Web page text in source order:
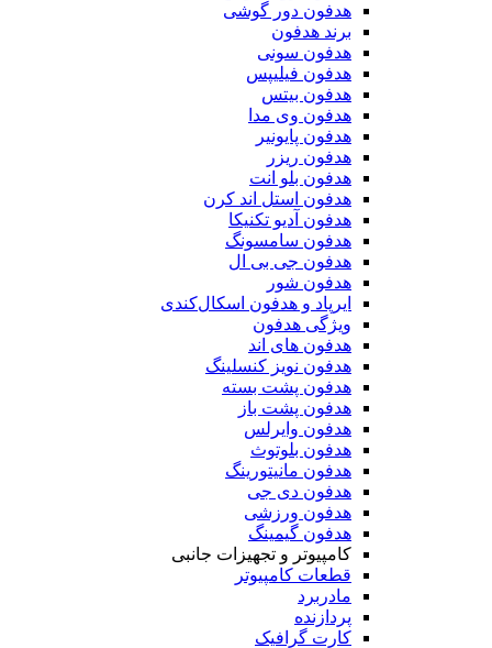
هدفون دور گوشی
برند هدفون
هدفون سونی
هدفون فیلیپس
هدفون بیتس
هدفون وی مدا
هدفون پایونیر
هدفون ریزر
هدفون بلو انت
هدفون استل اند کرن
هدفون آدیو تکنیکا
هدفون سامسونگ
هدفون جی بی ال
هدفون شور
ایرپاد و هدفون اسکال‌کندی
ویژگی هدفون
هدفون های اند
هدفون نویز کنسلینگ
هدفون پشت بسته
هدفون پشت باز
هدفون وایرلس
هدفون بلوتوث
هدفون مانیتورینگ
هدفون دی جی
هدفون ورزشی
هدفون گیمینگ
کامپیوتر و تجهیزات جانبی
قطعات کامپیوتر
مادربرد
پردازنده
کارت گرافیک